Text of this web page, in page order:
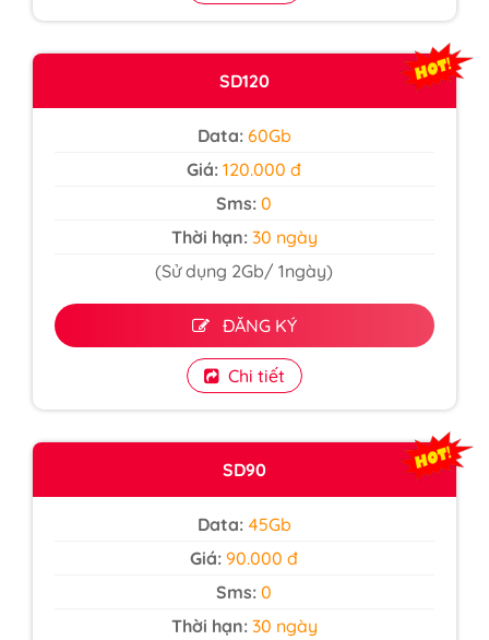
SD120
Data: 60Gb
Giá:120.000 đ
Sms: 0
Thời hạn:30 ngày
(Sử dụng 2Gb/ 1ngày)
ĐĂNG KÝ
Chi tiết
SD90
Data: 45Gb
Giá:90.000 đ
Sms: 0
Thời hạn:30 ngày